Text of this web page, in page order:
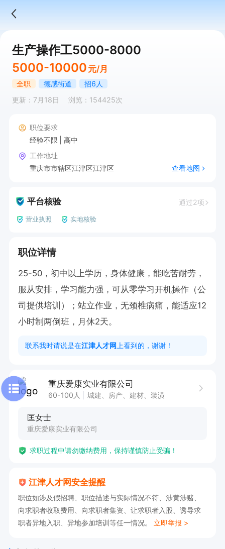
生产操作工5000-8000
5000-10000 元/月
全职 德感街道
招6人
更新：7月18日
浏览：154425次
职位要求
经验不限
高中
工作地址
重庆市市辖区江津区江津区
查看地图
平台核验 通过2项
营业执照 实地核验
职位详情
25-50，初中以上学历，身体健康，能吃苦耐劳，
服从安排，学习能力强，可从零学习开机操作（公
司提供培训）；站立作业，无颈椎病痛，能适应12
小时制两倒班，月休2天。
联系我时请说是在江津人才网 上看到的，谢谢！
重庆爱康实业有限公司
60-100人 城建、房产、建材、装潢
匡女士
重庆爱康实业有限公司
求职过程中请勿缴纳费用，保持谨慎防止受骗！
江津人才网安全提醒
职位如涉及假招聘、职位描述与实际情况不符、涉黄涉赌、
向求职者收取费用、向求职者集资、让求职者入股、诱导求
职者异地入职、异地参加培训等任一情况。 立即举报 >